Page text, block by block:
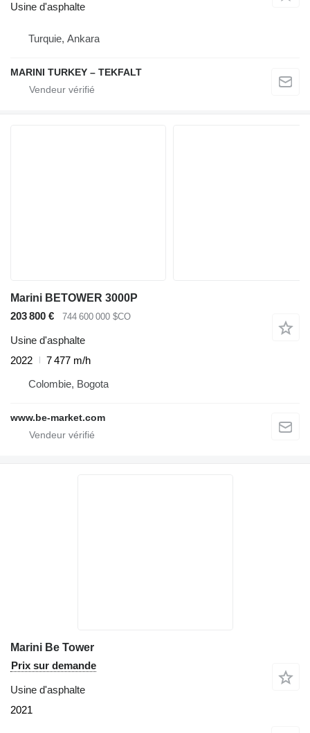
Usine d'asphalte
Turquie, Ankara
MARINI TURKEY – TEKFALT
Marini BETOWER 3000P
203 800 €
744 600 000 $CO
Usine d'asphalte
2022
7 477 m/h
Colombie, Bogota
www.be-market.com
Marini Be Tower
Prix sur demande
Usine d'asphalte
2021